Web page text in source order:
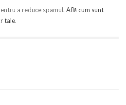
a reduce spamul. Află cum sunt
tale.